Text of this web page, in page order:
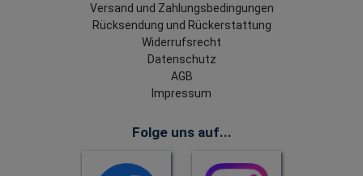
Versand und Zahlungsbedingungen
Rücksendung und Rückerstattung
Widerrufsrecht
Datenschutz
AGB
Impressum
Folge uns auf...